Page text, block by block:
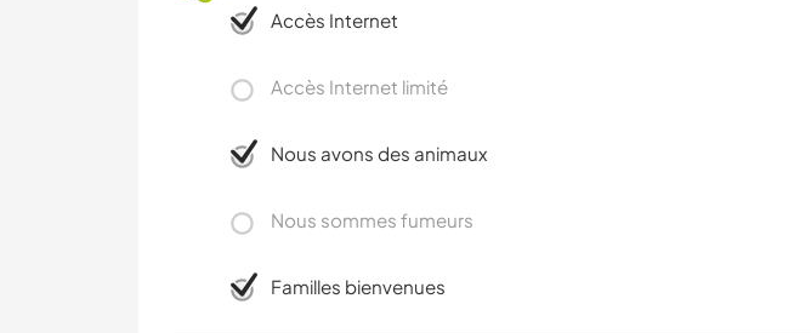
Accès Internet
Accès Internet limité
Nous avons des animaux
Nous sommes fumeurs
Familles bienvenues